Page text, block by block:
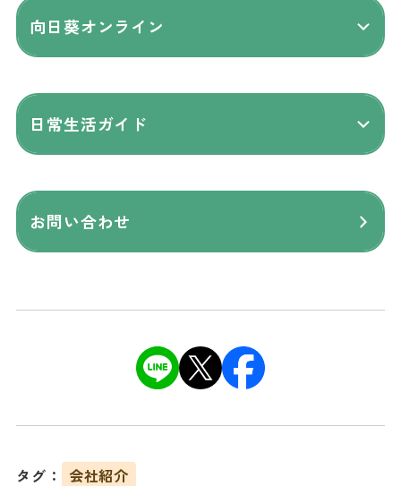
向日葵オンライン
日常生活ガイド
お問い合わせ
タグ： 会社紹介